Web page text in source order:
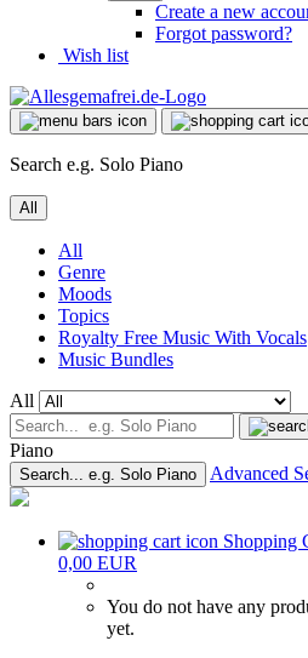
Create a new
Forgot password?
Wish list
Search e.g. Solo Piano
All
All
Genre
Moods
Topics
Royalty Free Music With Vocals
Music Bundles
All
Piano
Search... e.g. Solo Piano Advanced
Shopping
0,00 EUR
You do not have any
yet.